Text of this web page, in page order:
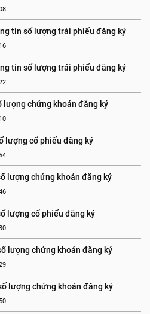
tin số lượng trái phiếu đăng ký
tin số lượng trái phiếu đăng ký
lượng chứng khoán đăng ký
lượng cổ phiếu đăng ký
lượng chứng khoán đăng ký
lượng cổ phiếu đăng ký
lượng chứng khoán đăng ký
lượng chứng khoán đăng ký